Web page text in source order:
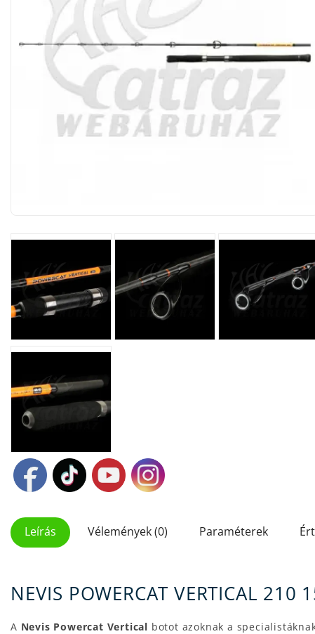
Leírás Vélemények (0) Paraméterek
NEVIS POWERCAT VERTICAL 210
A Nevis Powercat Vertical botot azoknak a